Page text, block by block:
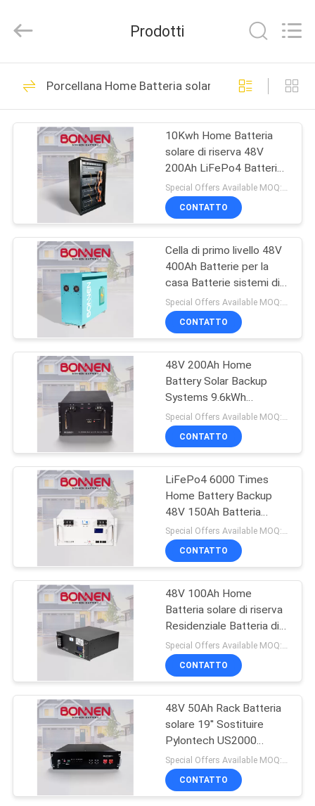
CASA
PRODOTTI
SIAMO
FATORY
TOUR
CONTROLLO
QUALITÀ
CONTATTACI
NOTIZIE
MAPPA
POLITICA
SULLA
PRIVACY
Battery
Technology
All
Reserved.
Batteria al litio per
imbarcazioni
36
Batteria al litio per
veicoli elettrici
24
Immagazzinamento
a batteria
commerciale
Batteria al litio da
96 V
10
batteria al litio 72V
8
Prodotti
Porcellana Home Batteria solare di riserva
10Kwh Home Batteria
solare di riserva 48V
200Ah LiFePo4 Batteria
di stoccaggio
dell'energia al litio
Special Offers Available MOQ:2 unità
CONTATTO
Cella di primo livello 48V
400Ah Batterie per la
casa Batterie sistemi di
stoccaggio 19.2 Kwh
Batterie
CONTATTO
48V 200Ah Home
Battery Solar Backup
Systems 9.6kWh
LiFePo4 Server Rack
Battery
CONTATTO
LiFePo4 6000 Times
Home Battery Backup
48V 150Ah Batteria
solare rack
Special Offers Available MOQ:2 unità
CONTATTO
48V 100Ah Home
Batteria solare di riserva
Residenziale Batteria di
riserva Sistemi solari
LiFePo4 Rack Batteria
Special Offers Available MOQ:2 unità
CONTATTO
48V 50Ah Rack Batteria
solare 19′′ Sostituire
Pylontech US2000
Portatile Batteria solare
Backup
CONTATTO